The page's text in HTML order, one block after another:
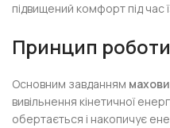
підвищений комфорт під час
Принцип
Основним завданням
вивільнення кінетичної
обертається і накопичує